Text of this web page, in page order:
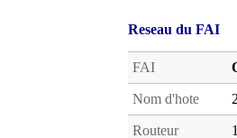
Reseau du FAI
FAI
Nom d'hote
Routeur